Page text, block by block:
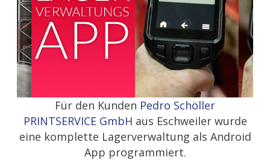
Für den Kunden Pedro Schöller
PRINTSERVICE GmbH aus Eschweiler wurde
eine komplette Lagerverwaltung als Android
App programmiert.